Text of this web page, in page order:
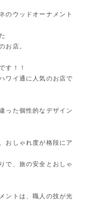
のウッドオーナメント
お店。
す！！
ワイ通に人気のお店で
った個性的なデザイン
おしゃれ度が格段にア
で、旅の安全とおしゃ
ントは、職人の技が光